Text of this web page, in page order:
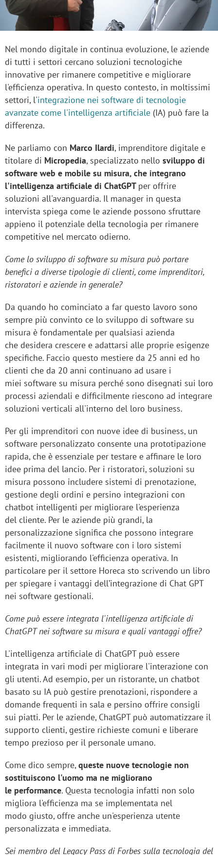
Nel mondo digitale in continua evoluzione, le aziende
di tutti i settori cercano soluzioni tecnologiche
innovative per rimanere competitive e migliorare
l'efficienza operativa. In questo contesto, in moltissimi
settori, l'integrazione nei software di tecnologie
avanzate come l'intelligenza artificiale (IA) può fare la
differenza.
Ne parliamo con Marco Ilardi, imprenditore digitale e
titolare di Micropedia, specializzato nello sviluppo di
software web e mobile su misura, che integrano
l'intelligenza artificiale di ChatGPT per offrire
soluzioni all'avanguardia. Il manager in questa
intervista spiega come le aziende possono sfruttare
appieno il potenziale della tecnologia per rimanere
competitive nel mercato odierno.
Come lo sviluppo di software su misura può portare
benefici a diverse tipologie di clienti, come imprenditori,
ristoratori e aziende in generale?
Da quando ho cominciato a far questo lavoro sono
sempre più convinto ce lo sviluppo di software su
misura è fondamentale per qualsiasi azienda
che desidera crescere e adattarsi alle proprie esigenze
specifiche. Faccio questo mestiere da 25 anni ed ho
clienti che da 20 anni continuano ad usare i
miei software su misura perché sono disegnati sui loro
processi aziendali e difficilmente riescono ad integrare
soluzioni verticali all'interno del loro business.
Per gli imprenditori con nuove idee di business, un
software personalizzato consente una prototipazione
rapida, che è essenziale per testare e affinare le loro
idee prima del lancio. Per i ristoratori, soluzioni su
misura possono includere sistemi di prenotazione,
gestione degli ordini e persino integrazioni con
chatbot intelligenti per migliorare l'esperienza
del cliente. Per le aziende più grandi, la
personalizzazione significa che possono integrare
facilmente il nuovo software con i loro sistemi
esistenti, migliorando l'efficienza operativa. In
particolare per il settore Horeca sto scrivendo un libro
per spiegare i vantaggi dell’integrazione di Chat GPT
nei software gestionali.
Come può essere integrata l'intelligenza artificiale di
ChatGPT nei software su misura e quali vantaggi offre?
L'intelligenza artificiale di ChatGPT può essere
integrata in vari modi per migliorare l'interazione con
gli utenti. Ad esempio, per un ristorante, un chatbot
basato su IA può gestire prenotazioni, rispondere a
domande frequenti in sala e persino offrire consigli
sui piatti. Per le aziende, ChatGPT può automatizzare il
supporto clienti, gestire richieste comuni e liberare
tempo prezioso per il personale umano.
Come dico sempre,queste nuove tecnologie non
sostituiscono l'uomo ma ne migliorano
le performance. Questa tecnologia infatti non solo
migliora l'efficienza ma se implementata nel
modo giusto, offre anche un'esperienza utente
personalizzata e immediata.
Sei membro del Legacy Pass di Forbes sulla tecnologia del